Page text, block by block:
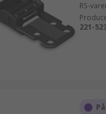
RS-
221-